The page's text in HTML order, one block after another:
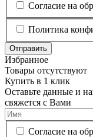
Согласие на
Политика
Отправить
Избранное
Товары отсутствуют
Купить в 1 клик
Оставьте данные и
свяжется с Вами
Согласие на